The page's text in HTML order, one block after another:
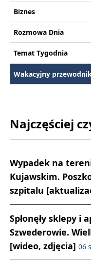
Biznes
Rozmowa Dnia
Temat Tygodnia
Wakacyjny
Najczęściej
Wypadek na
Kujawskim.
szpitalu
Spłonęły sklepy i
Szwederowie.
[wideo, zdjęcia] 06